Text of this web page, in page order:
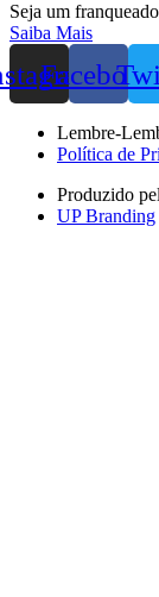
Seja um
Saiba Mais
Facebook
Lembre-
Política de
Produzido
UP Branding